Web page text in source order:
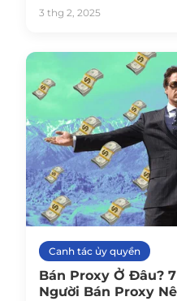
lớn và thường xuyên với
không có cổng không
hành trình của mình: đọc
toàn bộ cuộc phỏng vấn
chúng tôi!
3 thg 2, 2025
Canh tác ủy quyền
Bán Proxy Ở Đâu?
Người Bán Proxy